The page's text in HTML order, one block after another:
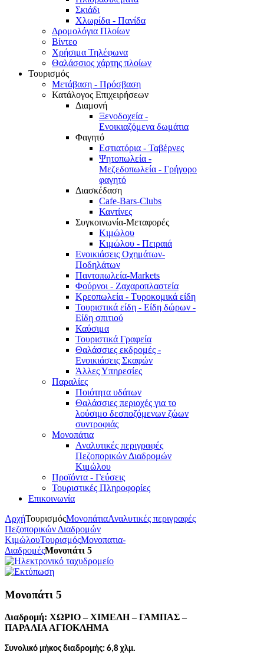
Σκιάδι
Χλωρίδα - Πανίδα
Δρομολόγια Πλοίων
Βίντεο
Χρήσιμα Τηλέφωνα
Θαλάσσιος χάρτης πλοίων
Τουρισμός
Μετάβαση - Πρόσβαση
Κατάλογος Επιχειρήσεων
Διαμονή
Ξενοδοχεία -
Ενοικιαζόμενα δωμάτια
Φαγητό
Εστιατόρια - Ταβέρνες
Ψητοπωλεία -
Μεζεδοπωλεία - Γρήγορο
φαγητό
Διασκέδαση
Cafe-Bars-Clubs
Καντίνες
Συγκοινωνία-Μεταφορές
Κιμώλου
Κιμώλου - Πειραιά
Ενοικιάσεις Οχημάτων-
Ποδηλάτων
Παντοπωλεία-Markets
Φούρνοι - Ζαχαροπλαστεία
Κρεοπωλεία - Τυροκομικά είδη
Τουριστικά είδη - Είδη δώρων -
Είδη σπιτιού
Καύσιμα
Τουριστικά Γραφεία
Θαλάσσιες εκδρομές -
Ενοικιάσεις Σκαφών
Άλλες Υπηρεσίες
Παραλίες
Ποιότητα υδάτων
Θαλάσσιες περιοχές για το
λούσιμο δεσποζόμενων ζώων
συντροφιάς
Μονοπάτια
Αναλυτικές περιγραφές
Πεζοπορικών Διαδρομών
Κιμώλου
Προϊόντα - Γεύσεις
Τουριστικές Πληροφορίες
Επικοινωνία
ΑρχήΤουρισμόςΜονοπάτιαΑναλυτικές περιγραφές
Πεζοπορικών Διαδρομών
ΚιμώλουΤουρισμόςΜονοπατια-
ΔιαδρομέςΜονοπάτι 5
Μονοπάτι 5
Διαδρομή: ΧΩΡΙΟ – ΧΙΜΕΛΗ – ΓΑΜΠΑΣ –
ΠΑΡΑΛΙΑ ΑΓΙΟΚΛΗΜΑ
Συνολικό μήκος διαδρομής: 6,8 χλμ.